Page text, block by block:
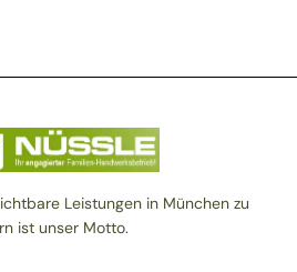
Leistungen in München zu
ist unser Motto.